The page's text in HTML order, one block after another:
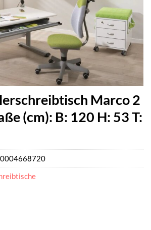
Marco 2
(cm): B: 120 H: 53 T: